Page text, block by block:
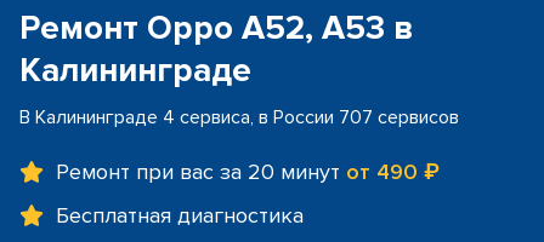
Ремонт Oppo A52, A53 в
Калининграде
В Калининграде 4 сервиса, в России 707 сервисов
Ремонт при вас за 20 минут от 490 ₽
Бесплатная диагностика